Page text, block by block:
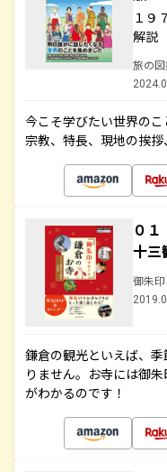
１９
解説
旅の
今こそ学びたい世界のこ
宗教、特長、現地の挨拶
０
十
御朱印
鎌倉の観光といえば、
りません。お寺には御
がわかるのです！